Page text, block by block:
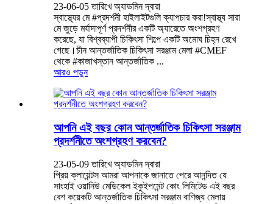
23-06-05 তারিখে অ্যাডমিন দ্বারা
স্বাস্থ্যের মে #প্রদর্শনী হাইলাইটগুলি ক্যাপচার করা!স্বাস্থ্য সারা
মে জুড়ে মর্যাদাপূর্ণ প্রদর্শনীর একটি অ্যারেতে অংশগ্রহণ
করেছে, যা বিশ্বব্যাপী চিকিৎসা শিল্পে একটি অমোঘ চিহ্ন রেখে
গেছে।চীন আন্তর্জাতিক চিকিৎসা সরঞ্জাম মেলা #CMEF
থেকে #কাজাখস্তান আন্তর্জাতিক ...
আরও পড়ুন
আপনি এই বছর কোন আন্তর্জাতিক চিকিৎসা সরঞ্জাম
প্রদর্শনীতে অংশগ্রহণ করবেন?
23-05-09 তারিখে অ্যাডমিন দ্বারা
প্রিয় ক্লায়েন্টস আমরা আপনাকে জানাতে পেরে আনন্দিত যে
সাংহাই ওয়ানিউ মেডিকেল ইকুইপমেন্ট কোং লিমিটেড এই বছর
বেশ কয়েকটি আন্তর্জাতিক চিকিৎসা সরঞ্জাম বাণিজ্য মেলায়